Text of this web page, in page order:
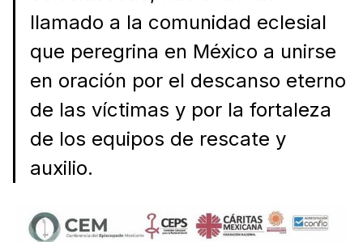
llamado a la comunidad eclesial
que peregrina en México a unirse
en oración por el descanso eterno
de las víctimas y por la fortaleza
de los equipos de rescate y
auxilio.